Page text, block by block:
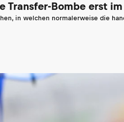
Transfer-Bombe erst im
in welchen normalerweise die